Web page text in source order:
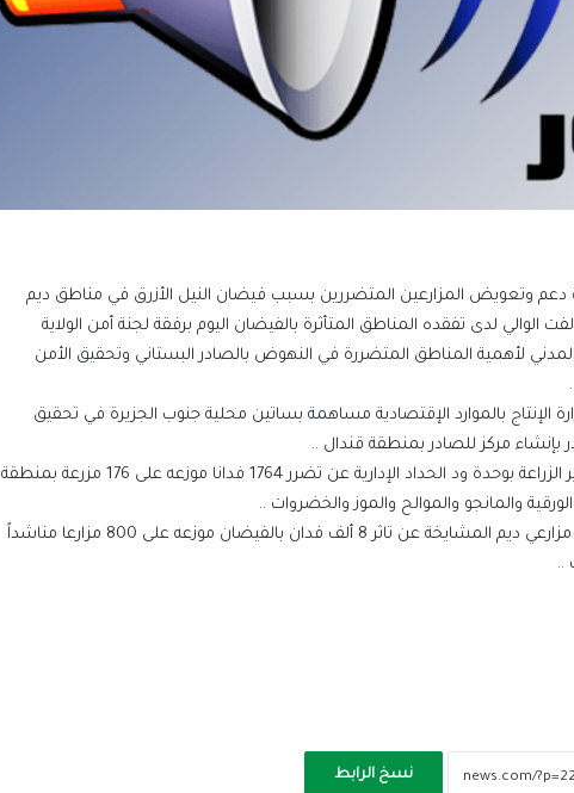
دعم وتعويض المزارعين المتضررين بسبب فيضان النيل الأزرق في مناطق ديم
الوالي لدى تفقده المناطق المتأثرة بالفيضان اليوم برفقة لجنة أمن الولاية
المدني لأهمية المناطق المتضررة في النهوض بالصادر البستاني وتحقيق الأمن
الإنتاج بالموارد الإقتصادية مساهمة بساتين محلية جنوب الجزيرة في تحقيق
بإنشاء مركز للصادر بمنطقة قندال ..
فيما كشف الأستاذ مبارك عبد الرحمن يعقوب مدير الزراعة بوحدة ود الحداد الإدارية عن تضرر 1764 فدانا موزعه على 176 مزرعة بمنطقة
وأعلن العميد الركن معاش عمر هجو أحمد ممثل مزارعي ديم المشايخة عن تاثر 8 ألف فدان بالفيضان موزعه على 800 مزارعا مناشداً
..
نسخ الرابط